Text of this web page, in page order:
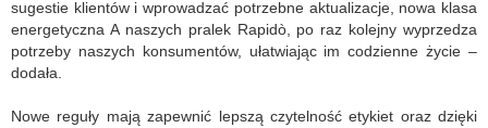
sugestie klientów i wprowadzać potrzebne aktualizacje, nowa klasa
energetyczna A naszych pralek Rapidò, po raz kolejny wyprzedza
potrzeby naszych konsumentów, ułatwiając im codzienne życie –
dodała.
Nowe reguły mają zapewnić lepszą czytelność etykiet oraz dzięki